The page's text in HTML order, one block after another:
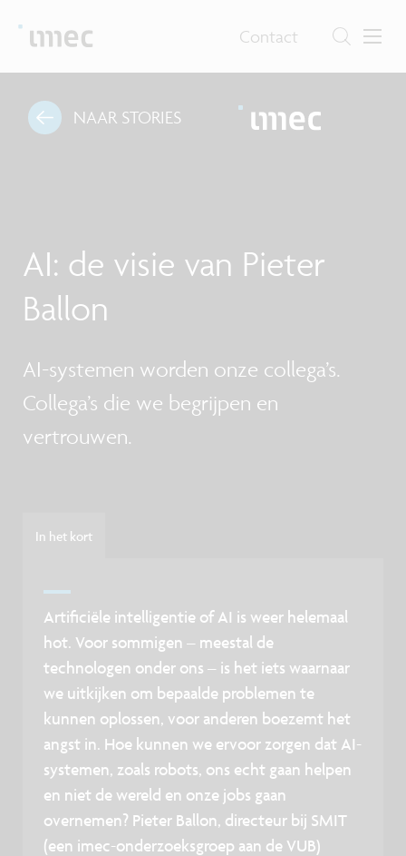
Contact
NAAR STORIES
AI: de visie van Pieter
Ballon
AI-systemen worden onze collega’s.
Collega’s die we begrijpen en
vertrouwen.
In het kort
Artificiële intelligentie of AI is weer helemaal
hot. Voor sommigen – meestal de
technologen onder ons – is het iets waarnaar
we uitkijken om bepaalde problemen te
kunnen oplossen, voor anderen boezemt het
angst in. Hoe kunnen we ervoor zorgen dat AI-
systemen, zoals robots, ons echt gaan helpen
en niet de wereld en onze jobs gaan
overnemen? Pieter Ballon, directeur bij SMIT
(een imec-onderzoeksgroep aan de VUB)